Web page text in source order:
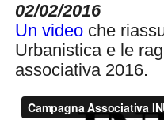
02/02/2016
Un video che
Urbanistica e le
associativa 2016.